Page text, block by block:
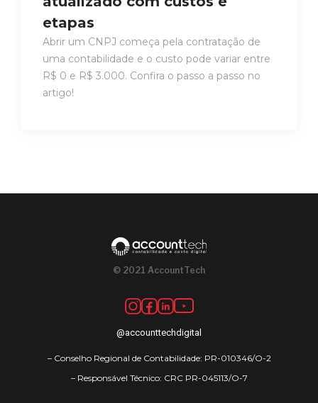
etapas
Abrir um CNPJ começa pela contratação de
uma contabilidade e o custo pode variar entre
R$ 0 e R$ 3.000. Confira o passo a passo no
artigo!
© 2021 AccountTech
@accounttechdigital
– Conselho Regional de Contabilidade: PR-010346/O-2
– Responsável Técnico: CRC PR-045113/O-7